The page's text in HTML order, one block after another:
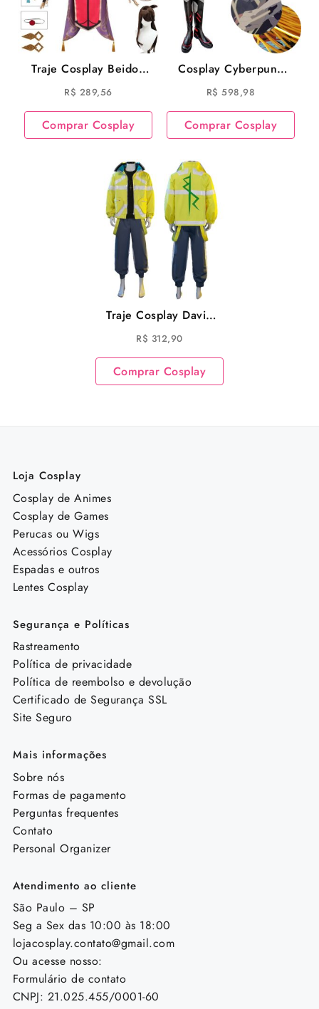
Traje Cosplay Beidou
Game Genshin Impact
R$ 289,56
Comprar Cosplay
Cosplay Cyberpunk
Edgerunners Cosplay
Lucy
R$ 598,98
Comprar Cosplay
Traje Cosplay David
Martinez Game
Cyberpunk
R$ 312,90
Comprar Cosplay
Loja Cosplay
Cosplay de Animes
Cosplay de Games
Perucas ou Wigs
Acessórios Cosplay
Espadas e outros
Lentes Cosplay
Segurança e Políticas
Rastreamento
Política de privacidade
Política de reembolso e devolução
Certificado de Segurança SSL
Site Seguro
Mais informações
Sobre nós
Formas de pagamento
Perguntas frequentes
Contato
Personal Organizer
Atendimento ao cliente
São Paulo – SP
Seg a Sex das 10:00 às 18:00
lojacosplay.contato@gmail.com
Ou acesse nosso:
Formulário de contato
CNPJ: 21.025.455/0001-60